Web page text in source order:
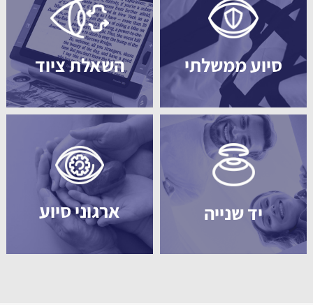
סיוע ממשלתי השאלת ציוד
יד שנייה ארגוני סיוע